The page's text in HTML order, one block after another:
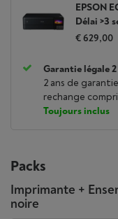
EPSON
Délai >3
€ 629,00
Garantie légale 2
2 ans de
rechange
Toujours inclus
Packs
Imprimante +
noire